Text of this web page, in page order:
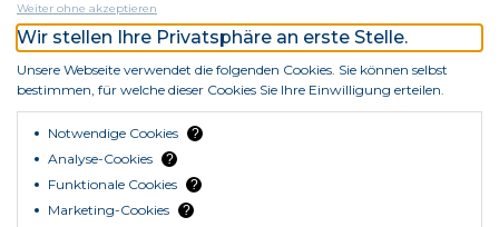
SmartLife Care AG ist ein Unternehmen von
© Copyright SmartLife Care AG 2026
Weiter ohne akzeptieren
Wir stellen Ihre Privatsphäre an erste Stelle.
Unsere Webseite verwendet die folgenden Cookies. Sie können selbst
bestimmen, für welche dieser Cookies Sie Ihre Einwilligung erteilen.
Notwendige Cookies ?
Analyse-Cookies ?
Funktionale Cookies ?
Marketing-Cookies ?